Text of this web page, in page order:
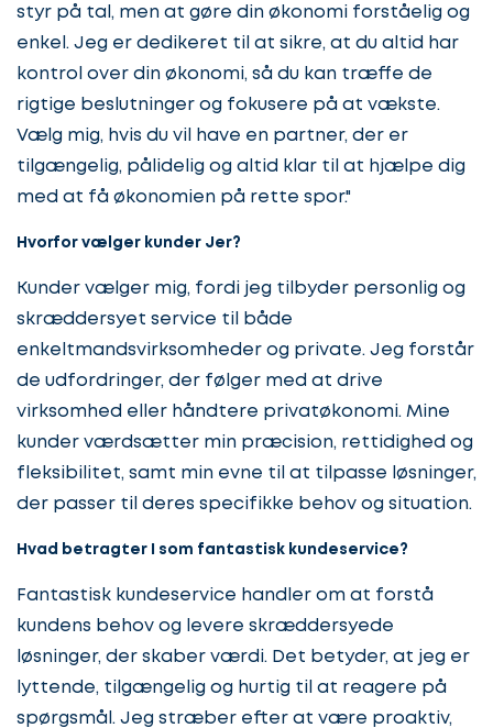
styr på tal, men at gøre din økonomi forståelig og
enkel. Jeg er dedikeret til at sikre, at du altid har
kontrol over din økonomi, så du kan træffe de
rigtige beslutninger og fokusere på at vækste.
Vælg mig, hvis du vil have en partner, der er
tilgængelig, pålidelig og altid klar til at hjælpe dig
med at få økonomien på rette spor."
Hvorfor vælger kunder Jer?
Kunder vælger mig, fordi jeg tilbyder personlig og
skræddersyet service til både
enkeltmandsvirksomheder og private. Jeg forstår
de udfordringer, der følger med at drive
virksomhed eller håndtere privatøkonomi. Mine
kunder værdsætter min præcision, rettidighed og
fleksibilitet, samt min evne til at tilpasse løsninger,
der passer til deres specifikke behov og situation.
Hvad betragter I som fantastisk kundeservice?
Fantastisk kundeservice handler om at forstå
kundens behov og levere skræddersyede
løsninger, der skaber værdi. Det betyder, at jeg er
lyttende, tilgængelig og hurtig til at reagere på
spørgsmål. Jeg stræber efter at være proaktiv,